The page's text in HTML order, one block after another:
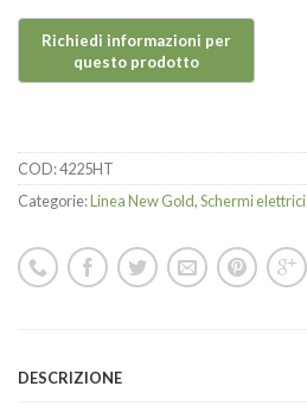
COD:4225HT
Categorie:Linea New Gold,Schermi elettrici
DESCRIZIONE